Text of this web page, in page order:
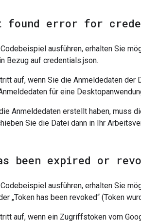
found error for
Codebeispiel ausführen, erhalten Sie
in Bezug auf credentials.json.
tritt auf, wenn Sie die Anmeldedaten
für eine
die Anmeldedaten erstellt haben, muss
Sie die Datei dann in Ihr
been expired or
Codebeispiel ausführen, erhalten Sie
„Token has been revoked“ (Token
tritt auf, wenn ein Zugriffstoken vom